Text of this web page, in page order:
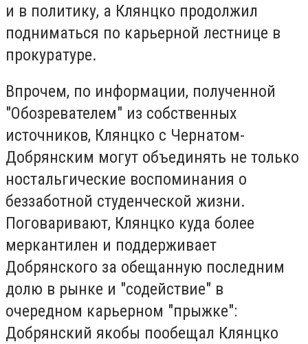
и в политику, а Клянцко продолжил
подниматься по карьерной лестнице в
прокуратуре.
Впрочем, по информации, полученной
"Обозревателем" из собственных
источников, Клянцко с Чернатом-
Добрянским могут объединять не только
ностальгические воспоминания о
беззаботной студенческой жизни.
Поговаривают, Клянцко куда более
меркантилен и поддерживает
Добрянского за обещанную последним
долю в рынке и "содействие" в
очередном карьерном "прыжке":
Добрянский якобы пообещал Клянцко